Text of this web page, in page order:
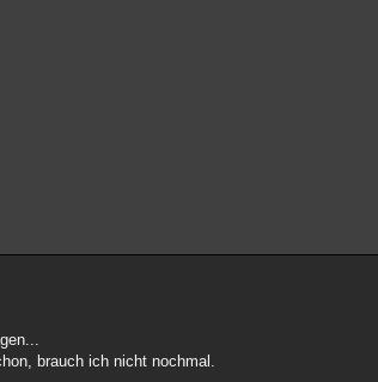
brauch ich nicht nochmal.